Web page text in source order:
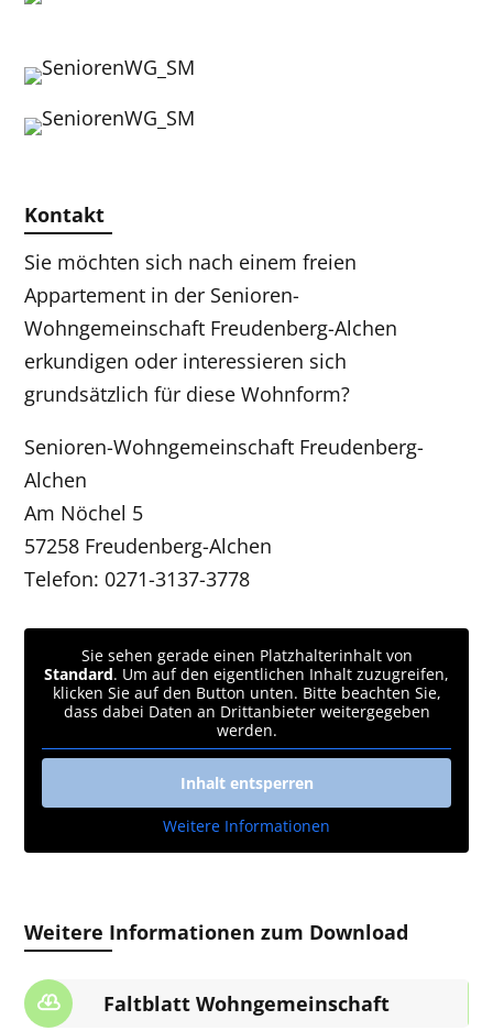
Kontakt
Sie möchten sich nach einem freien
Appartement in der Senioren-
Wohngemeinschaft Freudenberg-Alchen
erkundigen oder interessieren sich
grundsätzlich für diese Wohnform?
Senioren-Wohngemeinschaft Freudenberg-
Alchen
Am Nöchel 5
57258 Freudenberg-Alchen
Telefon: 0271-3137-3778
Sie sehen gerade einen Platzhalterinhalt von
Standard. Um auf den eigentlichen Inhalt zuzugreifen,
klicken Sie auf den Button unten. Bitte beachten Sie,
dass dabei Daten an Drittanbieter weitergegeben
werden.
Inhalt entsperren
Weitere Informationen
Weitere Informationen zum Download
Faltblatt Wohngemeinschaft